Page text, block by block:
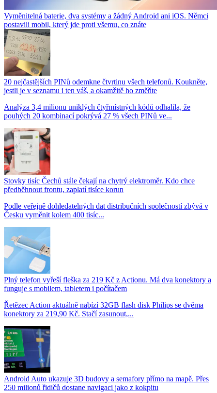
Vyměnitelná baterie, dva systémy a žádný Android ani iOS. Němci
postavili mobil, který jde proti všemu, co znáte
20 nejčastějších PINů odemkne čtvrtinu všech telefonů. Koukněte,
jestli je v seznamu i ten váš, a okamžitě ho změňte
Analýza 3,4 milionu uniklých čtyřmístných kódů odhalila, že
pouhých 20 kombinací pokrývá 27 % všech PINů ve...
Stovky tisíc Čechů stále čekají na chytrý elektroměr. Kdo chce
předběhnout frontu, zaplatí tisíce korun
Podle veřejně dohledatelných dat distribučních společností zbývá v
Česku vyměnit kolem 400 tisíc...
Plný telefon vyřeší fleška za 219 Kč z Actionu. Má dva konektory a
funguje s mobilem, tabletem i počítačem
Řetězec Action aktuálně nabízí 32GB flash disk Philips se dvěma
konektory za 219,90 Kč. Stačí zasunout,...
Android Auto ukazuje 3D budovy a semafory přímo na mapě. Přes
250 milionů řidičů dostane navigaci jako z kokpitu